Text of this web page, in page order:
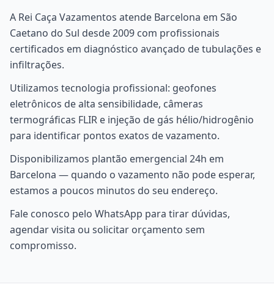
A Rei Caça Vazamentos atende Barcelona em São
Caetano do Sul desde 2009 com profissionais
certificados em diagnóstico avançado de tubulações e
infiltrações.
Utilizamos tecnologia profissional: geofones
eletrônicos de alta sensibilidade, câmeras
termográficas FLIR e injeção de gás hélio/hidrogênio
para identificar pontos exatos de vazamento.
Disponibilizamos plantão emergencial 24h em
Barcelona — quando o vazamento não pode esperar,
estamos a poucos minutos do seu endereço.
Fale conosco pelo WhatsApp para tirar dúvidas,
agendar visita ou solicitar orçamento sem
compromisso.